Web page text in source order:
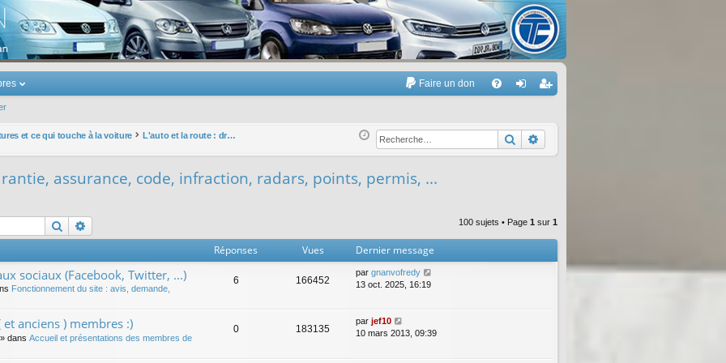
Touran
Faire un don
Q ne
xi
nr
eg
r
et ce qui touche à la voiture L'auto et la route : droit, garantie, assurance, code, infraction, radars, points, permis, ... Rechercher
assurance, code, infraction, radars, points, permis, ...
Rechercher 100 sujets • Page 1 sur 1
Réponses Vues Dernier message
sociaux (Facebook, Twitter, ...)
Fonctionnement du site : avis, demande,
6 166452
par gnanvofredy
13 oct. 2025, 16:19
anciens ) membres :)
» dans Accueil et présentations des membres de
0 183135
par jef10
10 mars 2013, 09:39